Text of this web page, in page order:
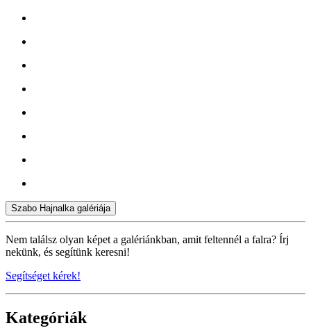
Szabo Hajnalka galériája
Nem találsz olyan képet a galériánkban, amit feltennél a falra? Írj
nekünk, és segítünk keresni!
Segítséget kérek!
Kategóriák